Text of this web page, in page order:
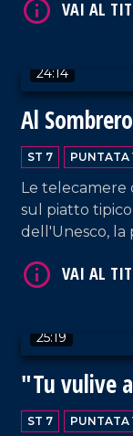
24:14
Al
ST 7 PUNTATA
Le telecamere
sul piatto
dell'Unesco, la
25:19
"Tu vulive
ST 7 PUNTATA
VAI AL TITOLO